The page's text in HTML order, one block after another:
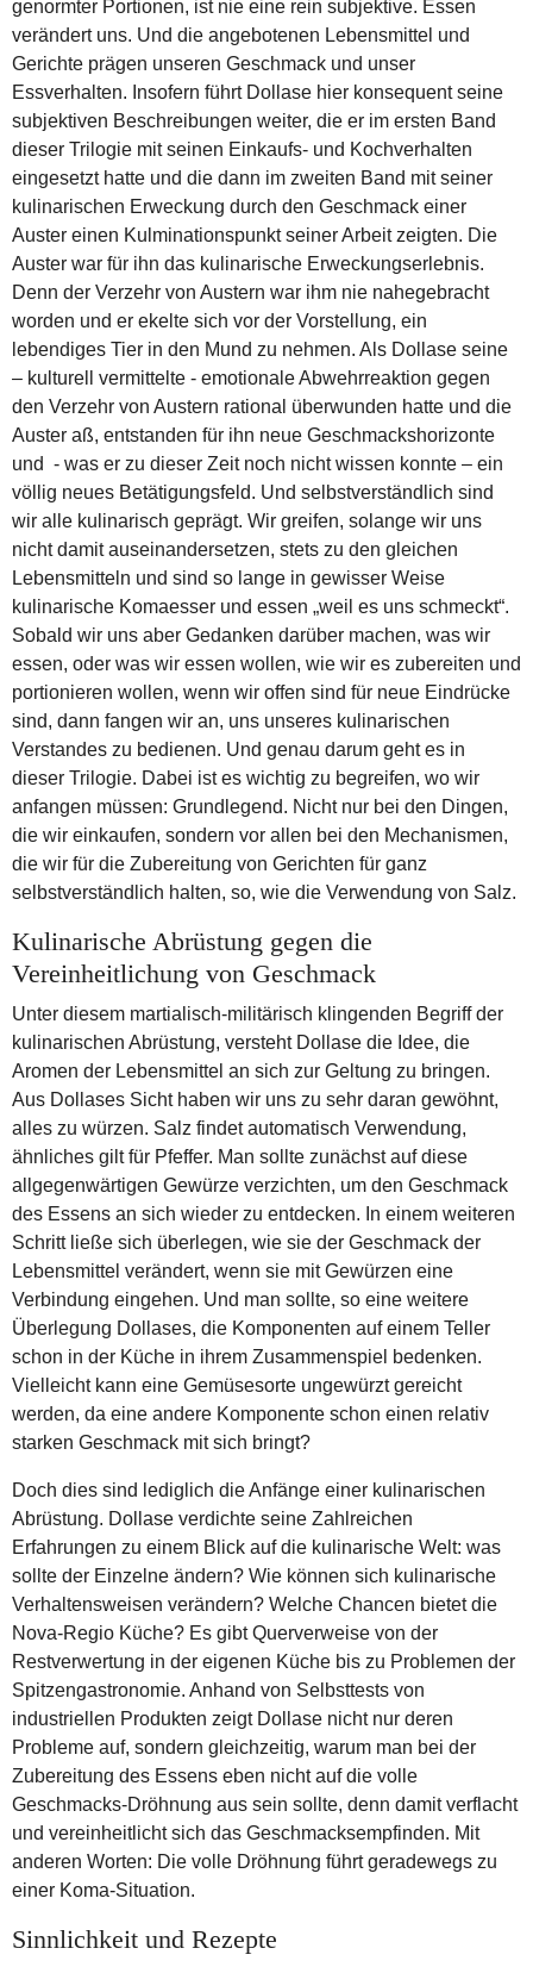
genormter Portionen, ist nie eine rein subjektive. Essen
verändert uns. Und die angebotenen Lebensmittel und
Gerichte prägen unseren Geschmack und unser
Essverhalten. Insofern führt Dollase hier konsequent seine
subjektiven Beschreibungen weiter, die er im ersten Band
dieser Trilogie mit seinen Einkaufs- und Kochverhalten
eingesetzt hatte und die dann im zweiten Band mit seiner
kulinarischen Erweckung durch den Geschmack einer
Auster einen Kulminationspunkt seiner Arbeit zeigten. Die
Auster war für ihn das kulinarische Erweckungserlebnis.
Denn der Verzehr von Austern war ihm nie nahegebracht
worden und er ekelte sich vor der Vorstellung, ein
lebendiges Tier in den Mund zu nehmen. Als Dollase seine
– kulturell vermittelte - emotionale Abwehrreaktion gegen
den Verzehr von Austern rational überwunden hatte und die
Auster aß, entstanden für ihn neue Geschmackshorizonte
und - was er zu dieser Zeit noch nicht wissen konnte – ein
völlig neues Betätigungsfeld. Und selbstverständlich sind
wir alle kulinarisch geprägt. Wir greifen, solange wir uns
nicht damit auseinandersetzen, stets zu den gleichen
Lebensmitteln und sind so lange in gewisser Weise
kulinarische Komaesser und essen „weil es uns schmeckt“.
Sobald wir uns aber Gedanken darüber machen, was wir
essen, oder was wir essen wollen, wie wir es zubereiten und
portionieren wollen, wenn wir offen sind für neue Eindrücke
sind, dann fangen wir an, uns unseres kulinarischen
Verstandes zu bedienen. Und genau darum geht es in
dieser Trilogie. Dabei ist es wichtig zu begreifen, wo wir
anfangen müssen: Grundlegend. Nicht nur bei den Dingen,
die wir einkaufen, sondern vor allen bei den Mechanismen,
die wir für die Zubereitung von Gerichten für ganz
selbstverständlich halten, so, wie die Verwendung von Salz.
Kulinarische Abrüstung gegen die
Vereinheitlichung von Geschmack
Unter diesem martialisch-militärisch klingenden Begriff der
kulinarischen Abrüstung, versteht Dollase die Idee, die
Aromen der Lebensmittel an sich zur Geltung zu bringen.
Aus Dollases Sicht haben wir uns zu sehr daran gewöhnt,
alles zu würzen. Salz findet automatisch Verwendung,
ähnliches gilt für Pfeffer. Man sollte zunächst auf diese
allgegenwärtigen Gewürze verzichten, um den Geschmack
des Essens an sich wieder zu entdecken. In einem weiteren
Schritt ließe sich überlegen, wie sie der Geschmack der
Lebensmittel verändert, wenn sie mit Gewürzen eine
Verbindung eingehen. Und man sollte, so eine weitere
Überlegung Dollases, die Komponenten auf einem Teller
schon in der Küche in ihrem Zusammenspiel bedenken.
Vielleicht kann eine Gemüsesorte ungewürzt gereicht
werden, da eine andere Komponente schon einen relativ
starken Geschmack mit sich bringt?
Doch dies sind lediglich die Anfänge einer kulinarischen
Abrüstung. Dollase verdichte seine Zahlreichen
Erfahrungen zu einem Blick auf die kulinarische Welt: was
sollte der Einzelne ändern? Wie können sich kulinarische
Verhaltensweisen verändern? Welche Chancen bietet die
Nova-Regio Küche? Es gibt Querverweise von der
Restverwertung in der eigenen Küche bis zu Problemen der
Spitzengastronomie. Anhand von Selbsttests von
industriellen Produkten zeigt Dollase nicht nur deren
Probleme auf, sondern gleichzeitig, warum man bei der
Zubereitung des Essens eben nicht auf die volle
Geschmacks-Dröhnung aus sein sollte, denn damit verflacht
und vereinheitlicht sich das Geschmacksempfinden. Mit
anderen Worten: Die volle Dröhnung führt geradewegs zu
einer Koma-Situation.
Sinnlichkeit und Rezepte